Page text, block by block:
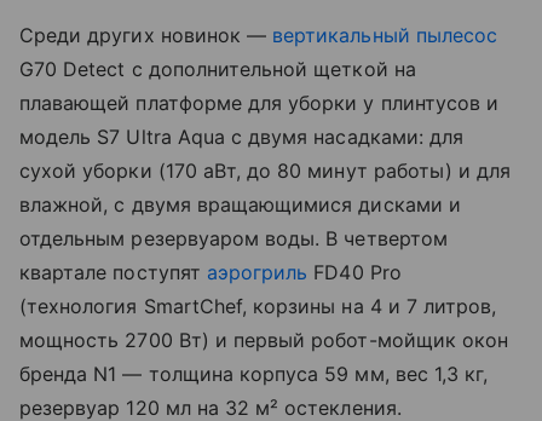
Среди других новинок — вертикальный пылесос
G70 Detect с дополнительной щеткой на
плавающей платформе для уборки у плинтусов и
модель S7 Ultra Aqua с двумя насадками: для
сухой уборки (170 аВт, до 80 минут работы) и для
влажной, с двумя вращающимися дисками и
отдельным резервуаром воды. В четвертом
квартале поступят аэрогриль FD40 Pro
(технология SmartChef, корзины на 4 и 7 литров,
мощность 2700 Вт) и первый робот-мойщик окон
бренда N1 — толщина корпуса 59 мм, вес 1,3 кг,
резервуар 120 мл на 32 м² остекления.